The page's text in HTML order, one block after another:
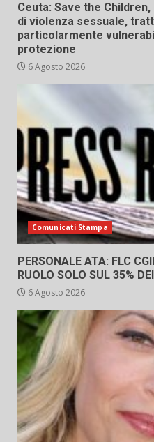
Ceuta: Save the
di violenza sessuale,
particolarmente
protezione
6 Agosto 2026
Comunicati Stampa
PERSONALE ATA: FLC
RUOLO SOLO SUL 35%
6 Agosto 2026